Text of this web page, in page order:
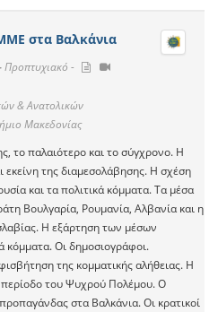
στα Βαλκάνια
Προπτυχιακό -
& Ανατολικών
Μακεδονίας
το παλαιότερο και το σύγχρονο. Η
εκείνη της διαμεσολάβησης. Η σχέση
και τα πολιτικά κόμματα. Τα μέσα
Βουλγαρία, Ρουμανία, Αλβανία και η
Η εξάρτηση των μέσων
κόμματα. Οι δημοσιογράφοι.
της κομματικής αλήθειας. Η
του Ψυχρού Πολέμου. Ο
στα Βαλκάνια. Οι κρατικοί